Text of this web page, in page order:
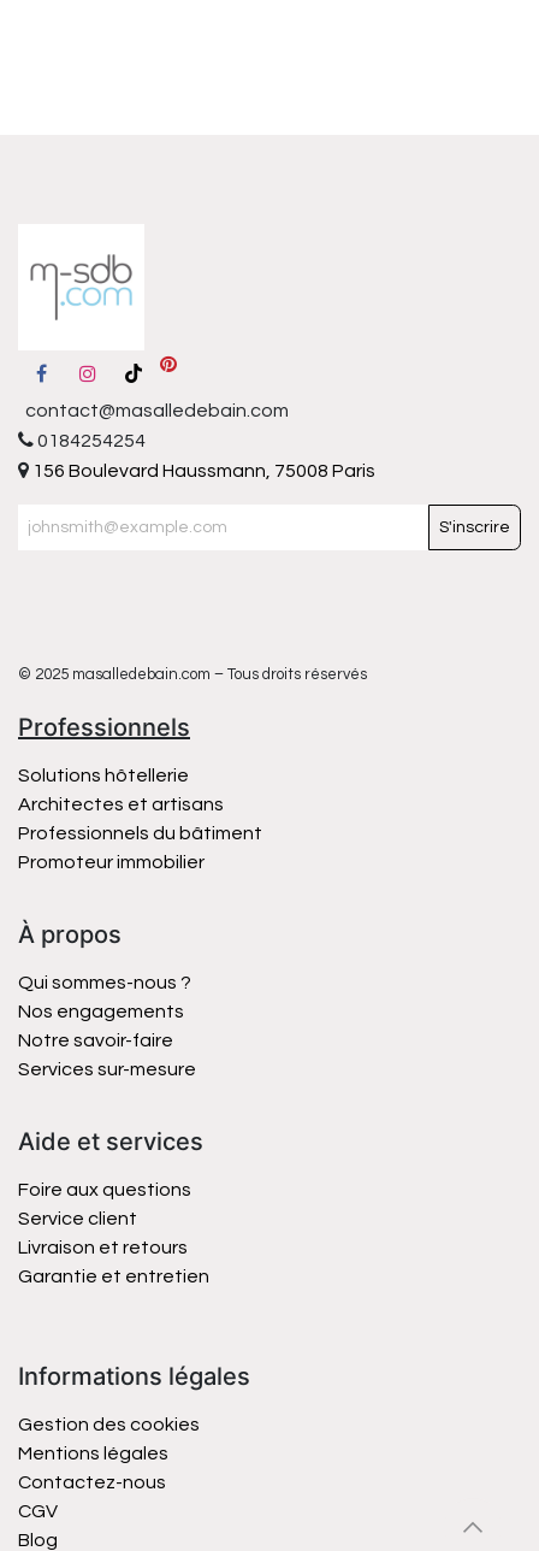
contact@masalledebain.com
0184254254
156 Boulevard Haussmann, 75008 Paris
S'inscrire
© 2025 masalledebain.com – Tous droits réservés
Professionnels
Solutions hôtellerie
Architectes et artisans
Professionnels du bâtiment
Promoteur immobilier
À propos
Qui sommes-nous ?
Nos engagements
Notre savoir-faire
Services sur-mesure
Aide et services
Foire aux questions
Service client
Livraison et retours
Garantie et entretien
Informations légales
Gestion des cookies
Mentions légales
Contactez-nous
CGV
Blog